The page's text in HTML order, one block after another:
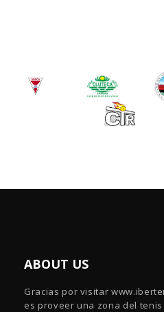
ABOUT US
Gracias por visitar
es proveer una zona del